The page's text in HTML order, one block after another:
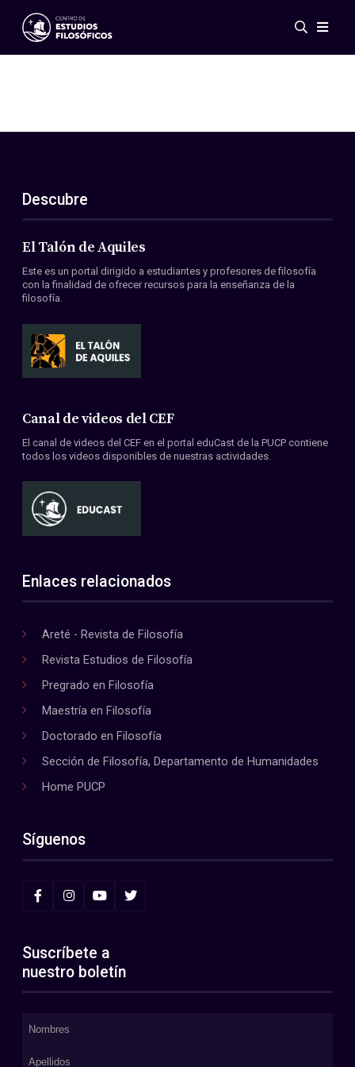
Eventos
ES
EN
Acerca de nosotros
Miembros
Convenios
Descubre
El Talón de Aquiles
Este es un portal dirigido a estudiantes y profesores de filosofía
con la finalidad de ofrecer recursos para la enseñanza de la
filosofía.
Canal de videos del CEF
El canal de videos del CEF en el portal eduCast de la PUCP contiene
todos los videos disponibles de nuestras actividades.
Enlaces relacionados
Areté - Revista de Filosofía
Revista Estudios de Filosofía
Pregrado en Filosofía
Maestría en Filosofía
Doctorado en Filosofía
Sección de Filosofía, Departamento de Humanidades
Home PUCP
Síguenos
Suscríbete a
nuestro boletín